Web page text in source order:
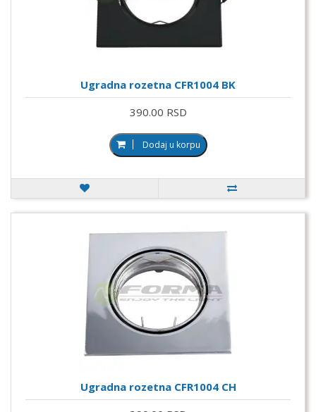
Ugradna rozetna CFR1004 BK
390.00 RSD
Dodaj u korpu
Ugradna rozetna CFR1004 CH